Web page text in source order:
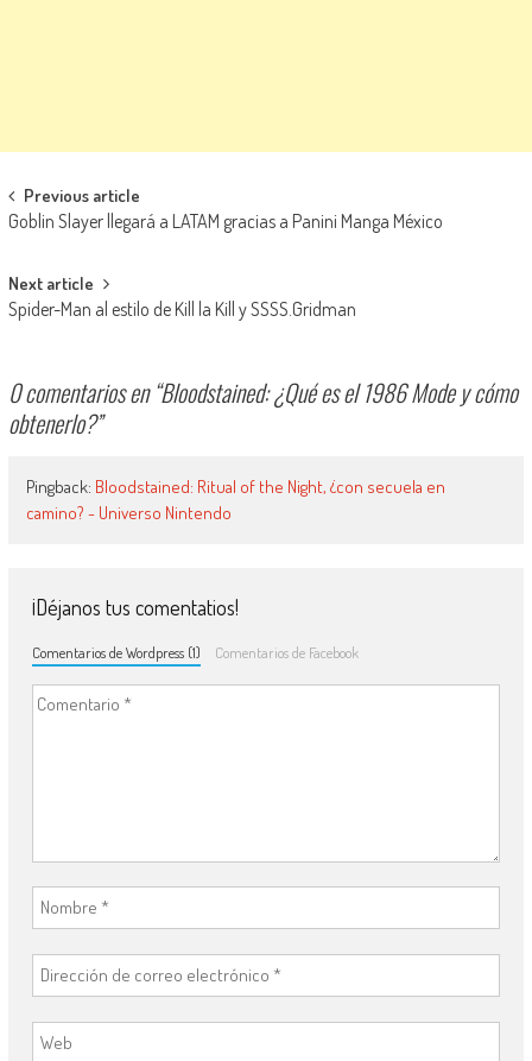
Navegación de entradas
Previous article
Goblin Slayer llegará a LATAM gracias a Panini Manga México
Next article
Spider-Man al estilo de Kill la Kill y SSSS.Gridman
0 comentarios en “Bloodstained: ¿Qué es el 1986 Mode y cómo
obtenerlo?”
Pingback: Bloodstained: Ritual of the Night, ¿con secuela en
camino? - Universo Nintendo
¡Déjanos tus comentatios!
Comentarios de Wordpress (1) Comentarios de Facebook